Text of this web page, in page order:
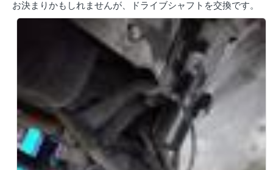
お決まりかもしれませんが、ドライブシャフトを交換です。